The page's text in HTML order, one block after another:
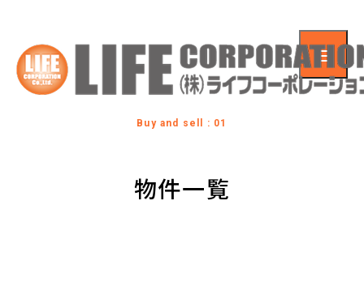
Buy and sell : 01
物件一覧